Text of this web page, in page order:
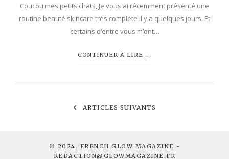
Coucou mes petits chats, Je vous ai récemment présenté une
routine beauté skincare très complète il y a quelques jours. Et
certains d’entre vous m’ont…
CONTINUER À LIRE ...
ARTICLES SUIVANTS
© 2024. FRENCH GLOW MAGAZINE -
REDACTION@GLOWMAGAZINE.FR